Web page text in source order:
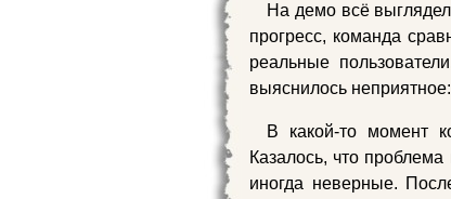
На демо всё
прогресс, команда
реальные
выяснилось
В какой-то момент
Казалось, что
иногда неверные.